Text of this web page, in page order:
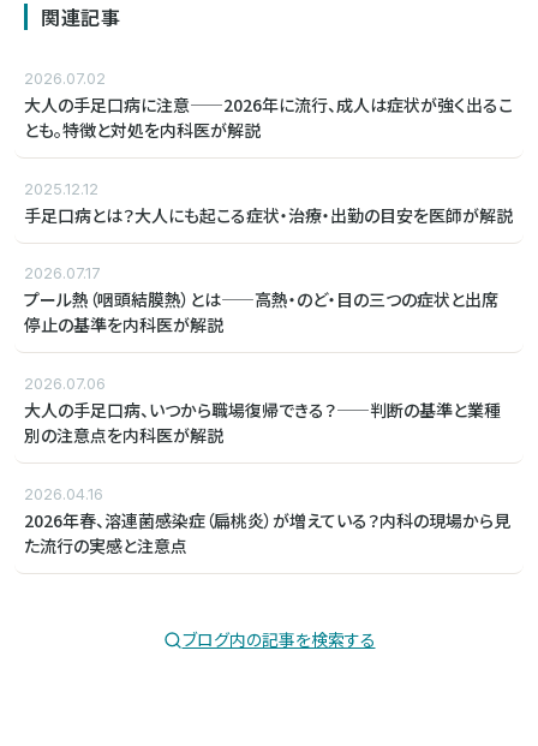
関連記事
2026.07.02
大人の手足口病に注意——2026年に流行、成人は症状が強く出るこ
とも。特徴と対処を内科医が解説
2025.12.12
手足口病とは？大人にも起こる症状・治療・出勤の目安を医師が解説
2026.07.17
プール熱（咽頭結膜熱）とは——高熱・のど・目の三つの症状と出席
停止の基準を内科医が解説
2026.07.06
大人の手足口病、いつから職場復帰できる？——判断の基準と業種
別の注意点を内科医が解説
2026.04.16
2026年春、溶連菌感染症（扁桃炎）が増えている？内科の現場から見
た流行の実感と注意点
ブログ内の記事を検索する